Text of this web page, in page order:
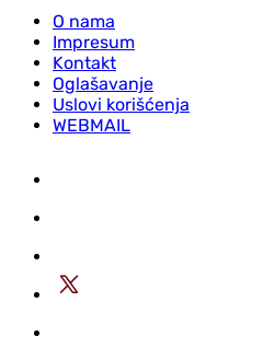
O nama
Impresum
Kontakt
Oglašavanje
Uslovi korišćenja
WEBMAIL